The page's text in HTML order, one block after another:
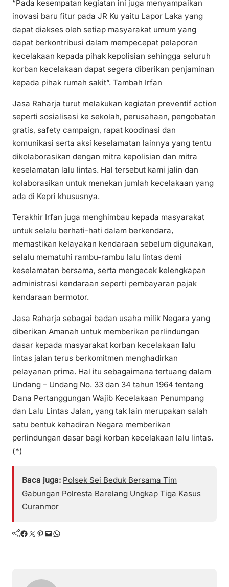
“Pada kesempatan kegiatan ini juga menyampaikan
inovasi baru fitur pada JR Ku yaitu Lapor Laka yang
dapat diakses oleh setiap masyarakat umum yang
dapat berkontribusi dalam mempecepat pelaporan
kecelakaan kepada pihak kepolisian sehingga seluruh
korban kecelakaan dapat segera diberikan penjaminan
kepada pihak rumah sakit”. Tambah Irfan
Jasa Raharja turut melakukan kegiatan preventif action
seperti sosialisasi ke sekolah, perusahaan, pengobatan
gratis, safety campaign, rapat koodinasi dan
komunikasi serta aksi keselamatan lainnya yang tentu
dikolaborasikan dengan mitra kepolisian dan mitra
keselamatan lalu lintas. Hal tersebut kami jalin dan
kolaborasikan untuk menekan jumlah kecelakaan yang
ada di Kepri khususnya.
Terakhir Irfan juga menghimbau kepada masyarakat
untuk selalu berhati-hati dalam berkendara,
memastikan kelayakan kendaraan sebelum digunakan,
selalu mematuhi rambu-rambu lalu lintas demi
keselamatan bersama, serta mengecek kelengkapan
administrasi kendaraan seperti pembayaran pajak
kendaraan bermotor.
Jasa Raharja sebagai badan usaha milik Negara yang
diberikan Amanah untuk memberikan perlindungan
dasar kepada masyarakat korban kecelakaan lalu
lintas jalan terus berkomitmen menghadirkan
pelayanan prima. Hal itu sebagaimana tertuang dalam
Undang – Undang No. 33 dan 34 tahun 1964 tentang
Dana Pertanggungan Wajib Kecelakaan Penumpang
dan Lalu Lintas Jalan, yang tak lain merupakan salah
satu bentuk kehadiran Negara memberikan
perlindungan dasar bagi korban kecelakaan lalu lintas.
(*)
Baca juga: Polsek Sei Beduk Bersama Tim
Gabungan Polresta Barelang Ungkap Tiga Kasus
Curanmor
Facebook Twitter Pinterest Mail WhatsApp